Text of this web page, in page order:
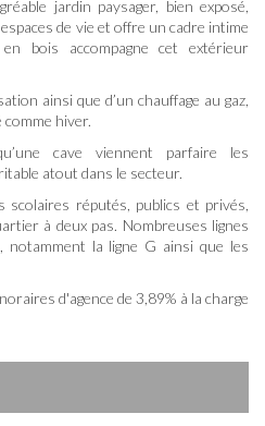
jardin paysager, bien exposé,
de vie et offre un cadre intime
bois accompagne cet extérieur
ainsi que d’un chauffage au gaz,
hiver.
cave viennent parfaire les
atout dans le secteur.
scolaires réputés, publics et privés,
à deux pas. Nombreuses lignes
notamment la ligne G ainsi que les
d'agence de 3,89% à la charge